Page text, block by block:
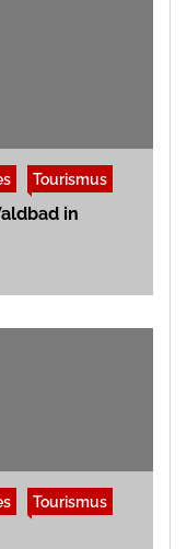
Tourismus
in
Tourismus